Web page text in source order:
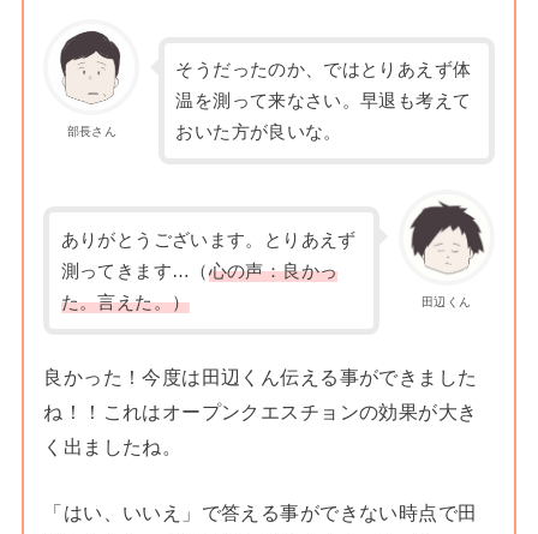
部長さん
そうだったのか、ではとりあえず体
温を測って来なさい。早退も考えて
おいた方が良いな。
田辺くん
ありがとうございます。とりあえず
測ってきます…（心の声：良かっ
た。言えた。）
良かった！今度は田辺くん伝える事ができました
ね！！これはオープンクエスチョンの効果が大き
く出ましたね。
「はい、いいえ」で答える事ができない時点で田